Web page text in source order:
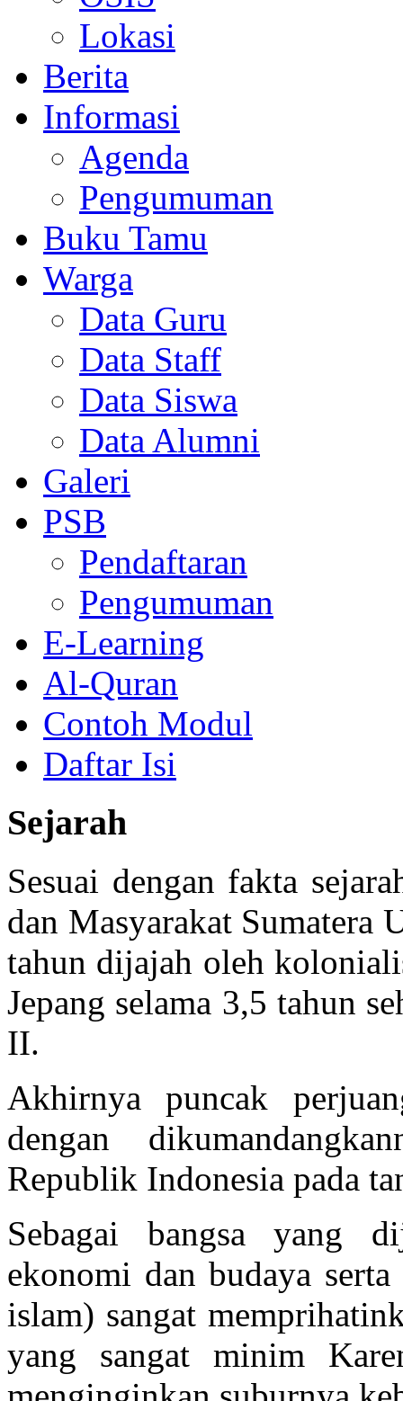
Lokasi
Berita
Informasi
Agenda
Pengumuman
Buku Tamu
Warga
Data Guru
Data Staff
Data Siswa
Data Alumni
Galeri
PSB
Pendaftaran
Pengumuman
E-Learning
Al-Quran
Contoh Modul
Daftar Isi
Sejarah
Sesuai dengan fakta
dan Masyarakat Sumatera
tahun dijajah oleh
Jepang selama 3,5 tahun
II.
Akhirnya puncak
dengan
Republik Indonesia pada
Sebagai bangsa yang
ekonomi dan budaya serta
islam) sangat
yang sangat minim